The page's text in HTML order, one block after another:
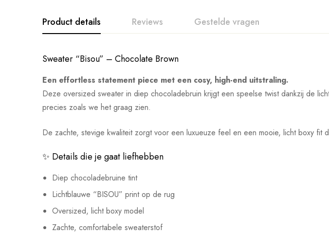
Product details Reviews Gestelde vragen
Sweater “Bisou” – Chocolate Brown
Een effortless statement piece met een cosy, high-end uitstraling.
Deze oversized sweater in diep chocoladebruin krijgt een speelse twist dankzij de
precies zoals we het graag zien.
De zachte, stevige kwaliteit zorgt voor een luxueuze feel en een mooie, licht boxy fit
✨ Details die je gaat liefhebben
Diep chocoladebruine tint
Lichtblauwe “BISOU” print op de rug
Oversized, licht boxy model
Zachte, comfortabele sweaterstof